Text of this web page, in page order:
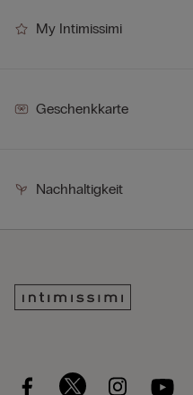
My Intimissimi
Geschenkkarte
Nachhaltigkeit